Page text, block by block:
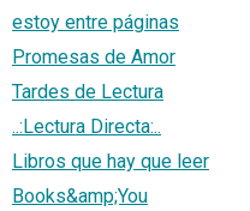
estoy entre páginas
Promesas de Amor
Tardes de Lectura
..:Lectura Directa:..
Libros que hay que leer
Books&amp;You